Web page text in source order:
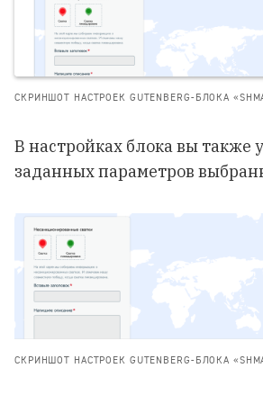
СКРИНШОТ НАСТРОЕК GUTENBERG-БЛОКА
В настройках блока вы также
заданных параметров
СКРИНШОТ НАСТРОЕК GUTENBERG-БЛОКА